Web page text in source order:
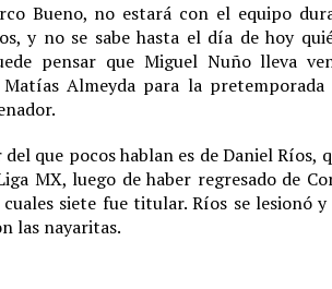
Bueno, no estará con el equipo
y no se sabe hasta el día de hoy
pensar que Miguel Nuño lleva
Almeyda para la
que pocos hablan es de Daniel
MX, luego de haber regresado de
siete fue titular. Ríos se lesionó
las nayaritas.